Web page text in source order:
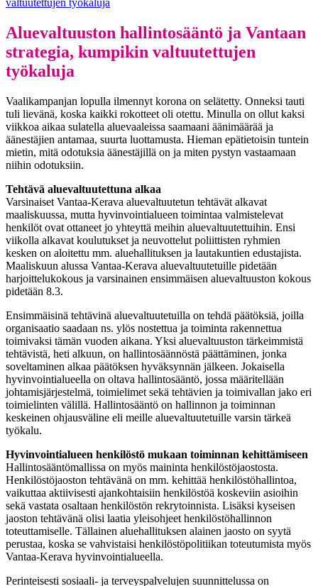
Aluevaltuuston hallintosääntö ja Vantaan
strategia, kumpikin valtuutettujen
työkaluja
Vaalikampanjan lopulla ilmennyt korona on selätetty. Onneksi tauti
tuli lievänä, koska kaikki rokotteet oli otettu. Minulla on ollut kaksi
viikkoa aikaa sulatella aluevaaleissa saamaani äänimäärää ja
äänestäjien antamaa, suurta luottamusta. Hieman epätietoisin tuntein
mietin, mitä odotuksia äänestäjillä on ja miten pystyn vastaamaan
niihin odotuksiin.
Tehtävä aluevaltuutettuna alkaa
Varsinaiset Vantaa-Kerava aluevaltuutetun tehtävät alkavat
maaliskuussa, mutta hyvinvointialueen toimintaa valmistelevat
henkilöt ovat ottaneet jo yhteyttä meihin aluevaltuutettuihin. Ensi
viikolla alkavat koulutukset ja neuvottelut poliittisten ryhmien
kesken on aloitettu mm. aluehallituksen ja lautakuntien edustajista.
Maaliskuun alussa Vantaa-Kerava aluevaltuutetuille pidetään
harjoittelukokous ja varsinainen ensimmäisen aluevaltuuston kokous
pidetään 8.3.
Ensimmäisinä tehtävinä aluevaltuutetuilla on tehdä päätöksiä, joilla
organisaatio saadaan ns. ylös nostettua ja toiminta rakennettua
toimivaksi tämän vuoden aikana. Yksi aluevaltuuston tärkeimmistä
tehtävistä, heti alkuun, on hallintosäännöstä päättäminen, jonka
soveltaminen alkaa päätöksen hyväksynnän jälkeen. Jokaisella
hyvinvointialueella on oltava hallintosääntö, jossa määritellään
johtamisjärjestelmä, toimielimet sekä tehtävien ja toimivallan jako eri
toimielinten välillä. Hallintosääntö on hallinnon ja toiminnan
keskeinen ohjausväline eli meille aluevaltuutetuille varsin tärkeä
työkalu.
Hyvinvointialueen henkilöstö mukaan toiminnan kehittämiseen
Hallintosääntömallissa on myös maininta henkilöstöjaostosta.
Henkilöstöjaoston tehtävänä on mm. kehittää henkilöstöhallintoa,
vaikuttaa aktiivisesti ajankohtaisiin henkilöstöä koskeviin asioihin
sekä vastata osaltaan henkilöstön rekrytoinnista. Lisäksi kyseisen
jaoston tehtävänä olisi laatia yleisohjeet henkilöstöhallinnon
toteuttamiselle. Tällainen aluehallituksen alainen jaosto on syytä
perustaa, koska se vahvistaisi henkilöstöpolitiikan toteutumista myös
Vantaa-Kerava hyvinvointialueella.
Perinteisesti sosiaali- ja terveyspalvelujen suunnittelussa on